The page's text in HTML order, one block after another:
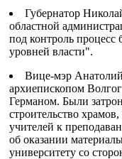
Губернатор
областной
под контроль процесс
уровней власти".
Вице-мэр
архиепископом
Германом. Были
строительство
учителей к
об оказании
университету со